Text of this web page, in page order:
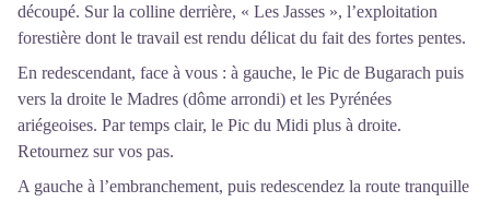
découpé. Sur la colline derrière, « Les Jasses », l’exploitation
forestière dont le travail est rendu délicat du fait des fortes pentes.
En redescendant, face à vous : à gauche, le Pic de Bugarach puis
vers la droite le Madres (dôme arrondi) et les Pyrénées
ariégeoises. Par temps clair, le Pic du Midi plus à droite.
Retournez sur vos pas.
A gauche à l’embranchement, puis redescendez la route tranquille